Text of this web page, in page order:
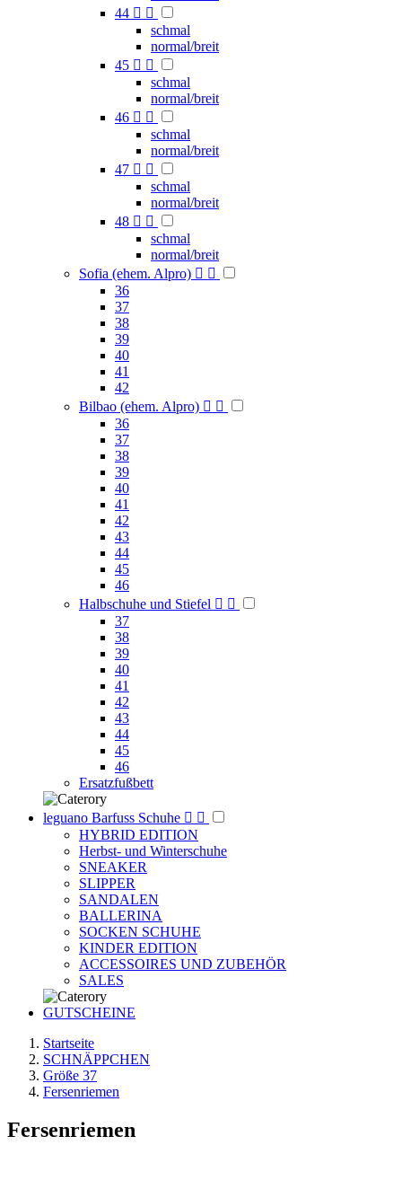
44  
schmal
normal/breit
45  
schmal
normal/breit
46  
schmal
normal/breit
47  
schmal
normal/breit
48  
schmal
normal/breit
Sofia (ehem. Alpro)  
36
37
38
39
40
41
42
Bilbao (ehem. Alpro)  
36
37
38
39
40
41
42
43
44
45
46
Halbschuhe und Stiefel  
37
38
39
40
41
42
43
44
45
46
Ersatzfußbett
leguano Barfuss Schuhe  
HYBRID EDITION
Herbst- und Winterschuhe
SNEAKER
SLIPPER
SANDALEN
BALLERINA
SOCKEN SCHUHE
KINDER EDITION
ACCESSOIRES UND ZUBEHÖR
SALES
GUTSCHEINE
Startseite
SCHNÄPPCHEN
Größe 37
Fersenriemen
Fersenriemen